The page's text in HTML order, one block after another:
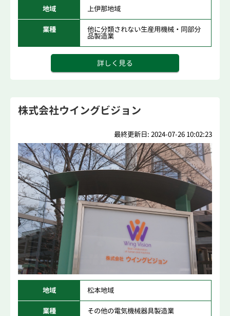
地域 上伊那地域
業種 他に分類されない生産用機械・同部分
品製造業
詳しく見る
株式会社ウイングビジョン
最終更新日: 2024-07-26 10:02:23
地域 松本地域
業種 その他の電気機械器具製造業